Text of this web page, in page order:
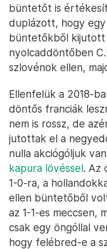
büntetőt is
duplázott, hogy
büntetőkből
nyolcaddöntőben
szlovénok ellen,
Ellenfelük a 2018-
döntős franciák
nem is rossz, de
jutottak el a
nulla akciógóljuk
kapura lövéssel. Az
1-0-ra, a
ellen büntetőből
az 1-1-es meccsen,
csak egy öngóllal
hogy felébred-e a